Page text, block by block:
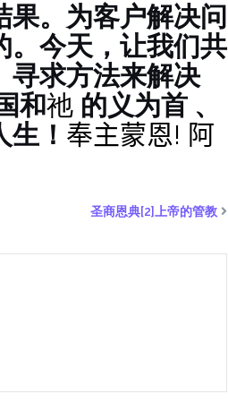
。为客户解决问
。今天，让我们共
寻求方法来解决
和祂 的义为首 、
！ 奉主蒙恩! 阿
圣商恩典[2]上帝的管教